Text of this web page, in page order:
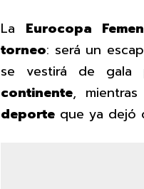
La Eurocopa
torneo: será un
se vestirá de gala
continente,
deporte que ya dejó